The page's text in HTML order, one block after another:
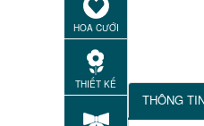
HOA CƯỚI
THIẾT KẾ
THÔNG